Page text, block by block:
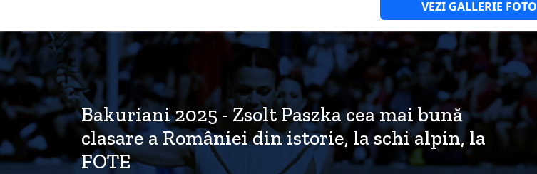
VEZI GALLERIE FOTO
Bakuriani 2025 - Zsolt Paszka cea mai bună
clasare a României din istorie, la schi alpin, la
FOTE